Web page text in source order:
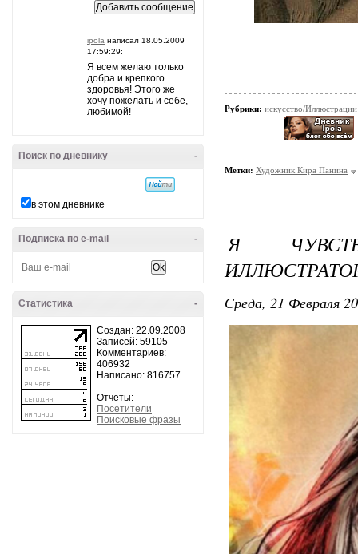
ipola написал 18.05.2009
17:59:29:
Я всем желаю только
добра и крепкого
здоровья! Этого же
хочу пожелать и себе,
любимой!
-
Поиск по дневнику
в этом дневнике
-
Подписка по e-mail
-
Статистика
Создан: 22.09.2008
Записей: 59105
Комментариев:
406932
Написано: 816757
Отчеты:
Посетители
Поисковые фразы
Рубрики: искусство/Иллюстрации
Метки: Художник Кира Панина
Я
ИЛЛЮСТРАТОР
Среда, 21 Февраля